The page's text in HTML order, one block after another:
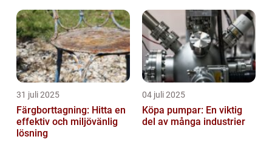
31 juli 2025
Färgborttagning: Hitta en
effektiv och miljövänlig
lösning
04 juli 2025
Köpa pumpar: En viktig
del av många industrier